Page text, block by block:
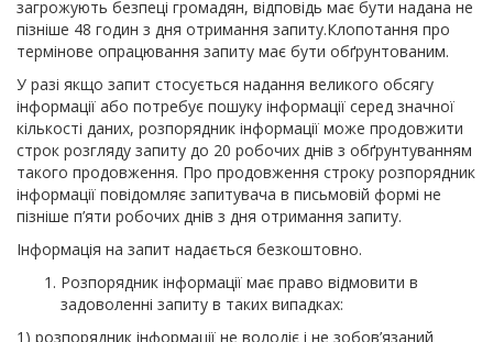
загрожують безпеці громадян, відповідь має бути надана не
пізніше 48 годин з дня отримання запиту.Клопотання про
термінове опрацювання запиту має бути обґрунтованим.
У разі якщо запит стосується надання великого обсягу
інформації або потребує пошуку інформації серед значної
кількості даних, розпорядник інформації може продовжити
строк розгляду запиту до 20 робочих днів з обґрунтуванням
такого продовження. Про продовження строку розпорядник
інформації повідомляє запитувача в письмовій формі не
пізніше п’яти робочих днів з дня отримання запиту.
Інформація на запит надається безкоштовно.
Розпорядник інформації має право відмовити в
задоволенні запиту в таких випадках:
1) розпорядник інформації не володіє і не зобов’язаний